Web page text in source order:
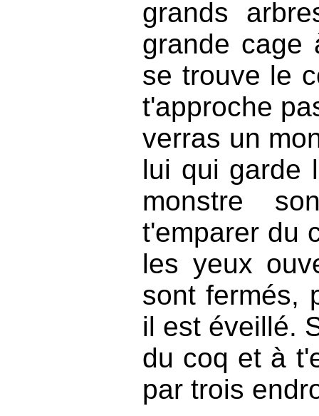
grands
grande cage
se trouve le
t'approche
verras un
lui qui garde
monstre
t'emparer du
les yeux
sont fermés,
il est éveillé.
du coq et à
par trois